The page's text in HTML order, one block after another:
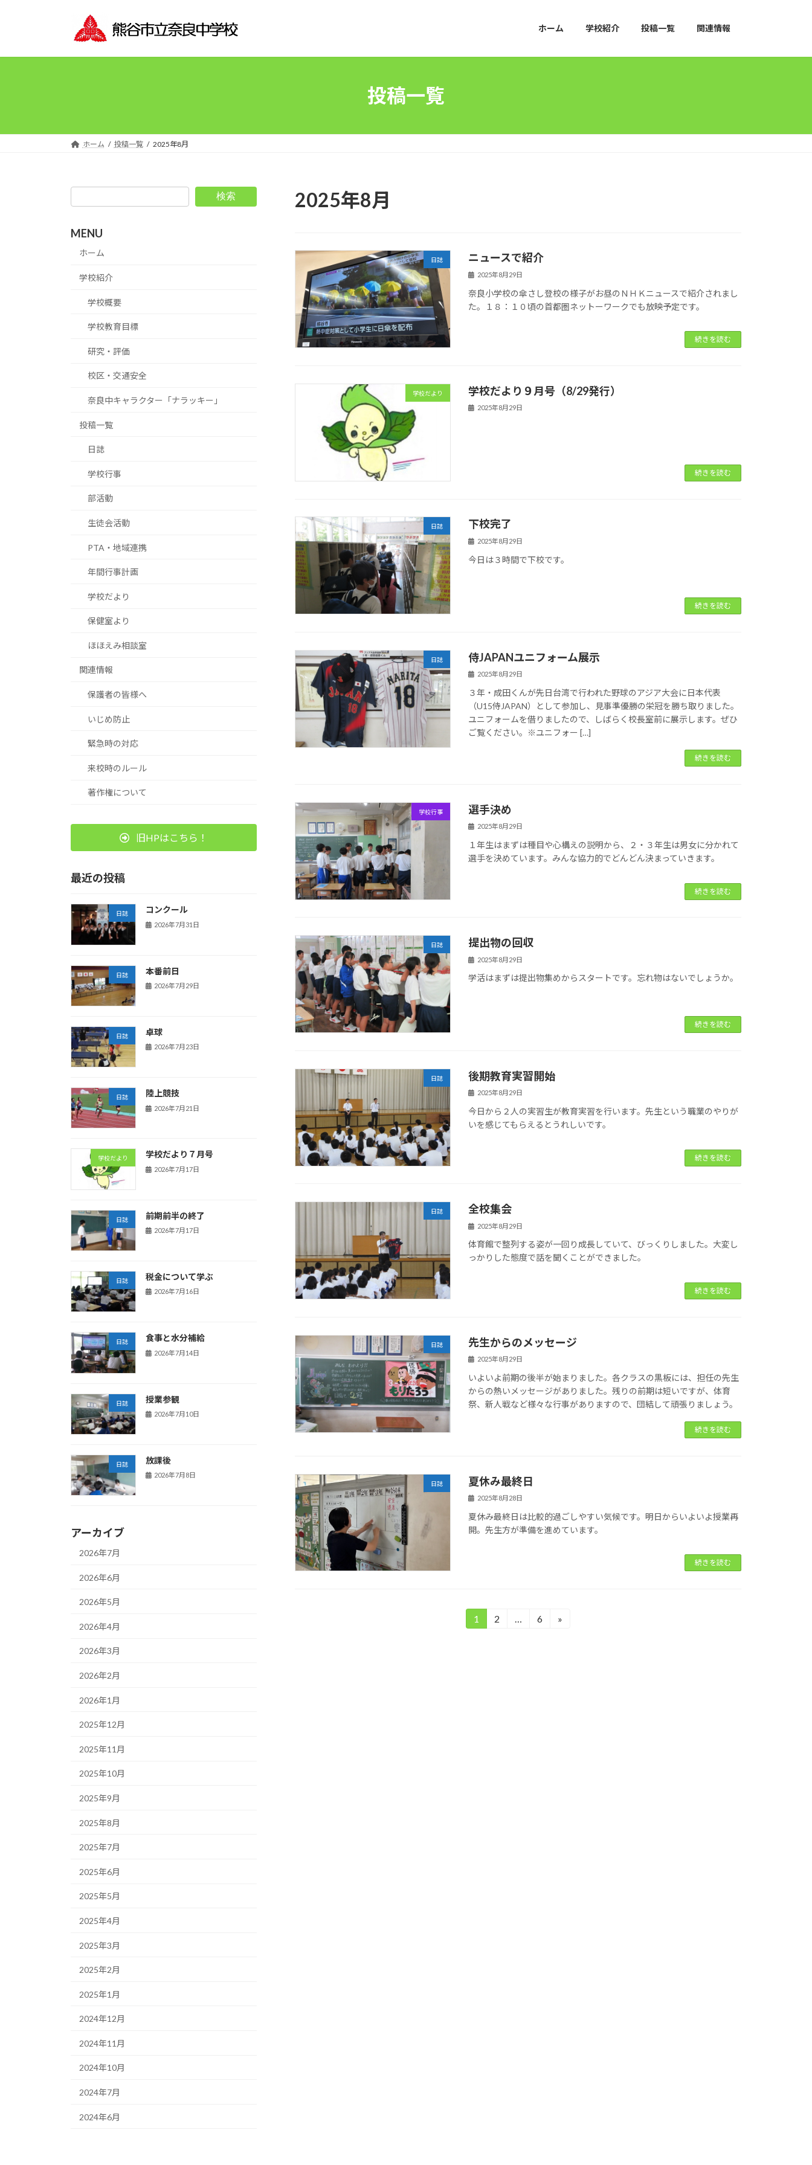
プ
動
ホーム 学校紹介 投稿一覧 関連情報
投稿一覧
ホーム 投稿一覧 2025年8月
2025年8月
日誌 ニュースで紹介
2025年8月29日
奈良小学校の傘さし登校の様子がお昼のＮＨＫニュースで紹介されまし
た。１８：１０頃の首都圏ネットーワークでも放映予定です。
続きを読む
学校だより 学校だより９月号（8/29発行）
2025年8月29日
続きを読む
日誌 下校完了
2025年8月29日
今日は３時間で下校です。
続きを読む
日誌 侍JAPANユニフォーム展示
2025年8月29日
３年・成田くんが先日台湾で行われた野球のアジア大会に日本代表
（U15侍JAPAN）として参加し、見事準優勝の栄冠を勝ち取りました。
ユニフォームを借りましたので、しばらく校長室前に展示します。ぜひ
ご覧ください。※ユニフォー […]
続きを読む
学校行事 選手決め
2025年8月29日
１年生はまずは種目や心構えの説明から、２・３年生は男女に分かれて
選手を決めています。みんな協力的でどんどん決まっていきます。
続きを読む
日誌 提出物の回収
2025年8月29日
学活はまずは提出物集めからスタートです。忘れ物はないでしょうか。
続きを読む
日誌 後期教育実習開始
2025年8月29日
今日から２人の実習生が教育実習を行います。先生という職業のやりが
いを感じてもらえるとうれしいです。
続きを読む
日誌 全校集会
2025年8月29日
体育館で整列する姿が一回り成長していて、びっくりしました。大変し
っかりした態度で話を聞くことができました。
続きを読む
日誌 先生からのメッセージ
2025年8月29日
いよいよ前期の後半が始まりました。各クラスの黒板には、担任の先生
からの熱いメッセージがありました。残りの前期は短いですが、体育
祭、新人戦など様々な行事がありますので、団結して頑張りましょう。
続きを読む
日誌 夏休み最終日
2025年8月28日
夏休み最終日は比較的過ごしやすい気候です。明日からいよいよ授業再
開。先生方が準備を進めています。
続きを読む
固
1
固
2 …
固
6 »
検索
MENU
ホーム
学校紹介
学校概要
学校教育目標
研究・評価
校区・交通安全
奈良中キャラクター「ナラッキー」
投稿一覧
日誌
学校行事
部活動
生徒会活動
PTA・地域連携
年間行事計画
学校だより
保健室より
ほほえみ相談室
関連情報
保護者の皆様へ
いじめ防止
緊急時の対応
来校時のルール
著作権について
旧HPはこちら！
最近の投稿
日誌 コンクール
2026年7月31日
日誌 本番前日
2026年7月29日
日誌 卓球
2026年7月23日
日誌 陸上競技
2026年7月21日
学校だより 学校だより７月号
2026年7月17日
日誌 前期前半の終了
2026年7月17日
日誌 税金について学ぶ
2026年7月16日
日誌 食事と水分補給
2026年7月14日
日誌 授業参観
2026年7月10日
日誌 放課後
2026年7月8日
アーカイブ
2026年7月
2026年6月
2026年5月
2026年4月
2026年3月
2026年2月
2026年1月
2025年12月
2025年11月
2025年10月
2025年9月
2025年8月
2025年7月
2025年6月
2025年5月
2025年4月
2025年3月
2025年2月
2025年1月
2024年12月
2024年11月
2024年10月
2024年7月
2024年6月